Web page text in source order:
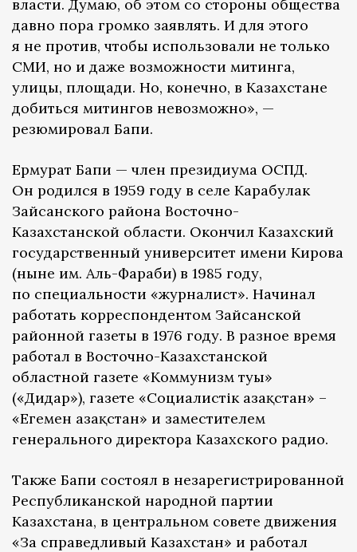
власти. Думаю, об этом со стороны общества
давно пора громко заявлять. И для этого
я не против, чтобы использовали не только
СМИ, но и даже возможности митинга,
улицы, площади. Но, конечно, в Казахстане
добиться митингов невозможно», —
резюмировал Бапи.
Ермурат Бапи — член президиума ОСПД.
Он родился в 1959 году в селе Карабулак
Зайсанского района Восточно-
Казахстанской области. Окончил Казахский
государственный университет имени Кирова
(ныне им. Аль-Фараби) в 1985 году,
по специальности «журналист». Начинал
работать корреспондентом Зайсанской
районной газеты в 1976 году. В разное время
работал в Восточно-Казахстанской
областной газете «Коммунизм туы»
(«Дидар»), газете «Социалистік Қазақстан» –
«Егемен Қазақстан» и заместителем
генерального директора Казахского радио.
Также Бапи состоял в незарегистрированной
Республиканской народной партии
Казахстана, в центральном совете движения
«За справедливый Казахстан» и работал